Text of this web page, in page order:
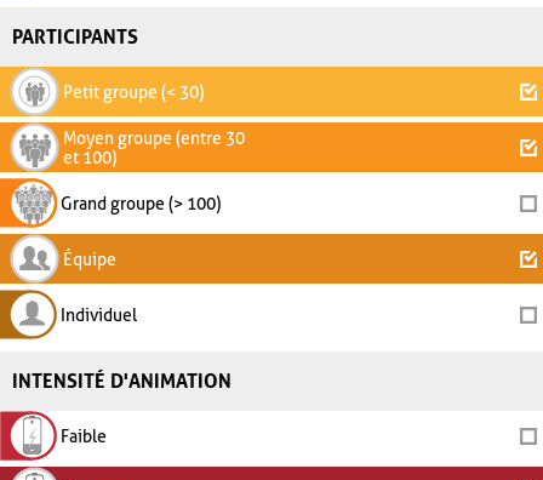
PARTICIPANTS
Petit groupe (< 30)
Moyen groupe (entre 30
et 100)
Grand groupe (> 100)
Équipe
Individuel
INTENSITÉ D'ANIMATION
Faible